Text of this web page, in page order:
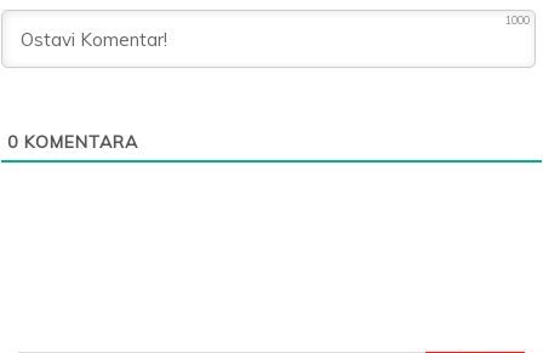
1000
0 KOMENTARA